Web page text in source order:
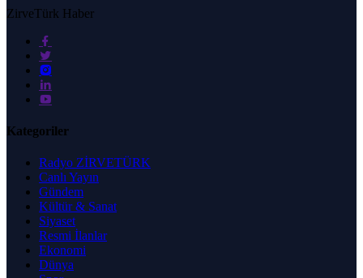
ZirveTürk Haber
Kategoriler
Radyo ZİRVETÜRK
Canlı Yayın
Gündem
Kültür & Sanat
Siyaset
Resmi İlanlar
Ekonomi
Dünya